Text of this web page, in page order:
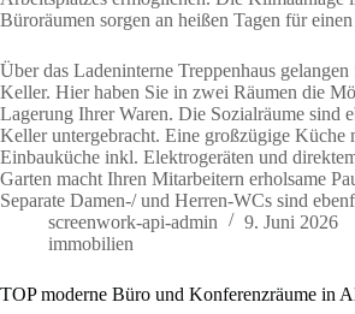
Büroräumen sorgen an heißen Tagen für
Über das Ladeninterne Treppenhaus gelangen
Keller. Hier haben Sie in zwei Räumen die
Lagerung Ihrer Waren. Die Sozialräume sind
Keller untergebracht. Eine großzügige Küche
Einbauküche inkl. Elektrogeräten und
Garten macht Ihren Mitarbeitern erholsame
Separate Damen-/ und Herren-WCs sind
screenwork-api-admin
9. Juni 2026
immobilien
TOP moderne Büro und Konferenzräume in